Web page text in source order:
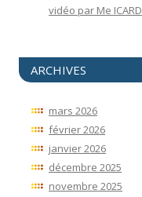
vidéo par Me ICARD
ARCHIVES
mars 2026
février 2026
janvier 2026
décembre 2025
novembre 2025